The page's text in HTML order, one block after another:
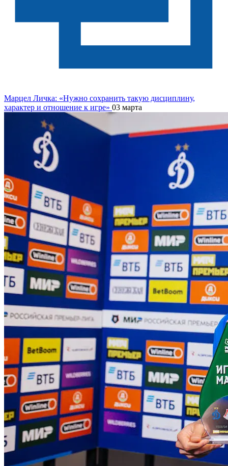
Марцел Личка: «Нужно сохранить такую дисциплину,
характер и отношение к игре» 03 марта